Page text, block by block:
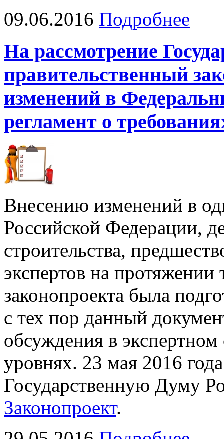
09.06.2016 Подробнее
На рассмотрение
правительственный
изменений в
регламент о
Внесению изменений в
Российской Федерации,
строительства,
экспертов на протяжении
законопроекта была
с тех пор данный
обсуждения в
уровнях. 23 мая 2016
Государственную Думу
Законопроект.